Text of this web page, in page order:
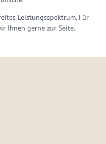
Leistungsspektrum. Für
Ihnen gerne zur Seite.